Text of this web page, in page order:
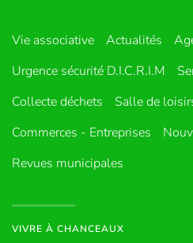
Vie associative Actualités
Urgence sécurité D.I.C.R.I.M
Collecte déchets
Salle de
Commerces - Entreprises
Revues municipales
VIVRE À CHANCEAUX